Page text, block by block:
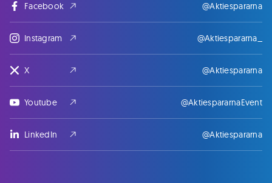
Facebook @Aktiespararna
Instagram @Aktiespararna_
X @Aktiespararna
Youtube @AktiespararnaEvent
LinkedIn @Aktiespararna